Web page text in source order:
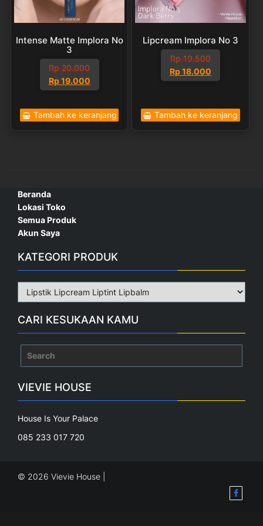
Intense Matte Implora No
3
Rp20.000
Harga
aslinya
Rp 20.000.
Rp19.000
Harga
saat
adalah:
Rp 19.000.
Tambah ke keranjang
Lipcream Implora No 3
Rp19.500
Harga
aslinya
Rp 19.500.
Rp18.000
Harga
saat
adalah:
Rp 18.000.
Tambah ke keranjang
Beranda
Lokasi Toko
Semua Produk
Akun Saya
KATEGORI PRODUK
CARI KESUKAAN KAMU
VIEVIE HOUSE
House Is Your Palace
085 233 017 720
© 2026 Vievie House |